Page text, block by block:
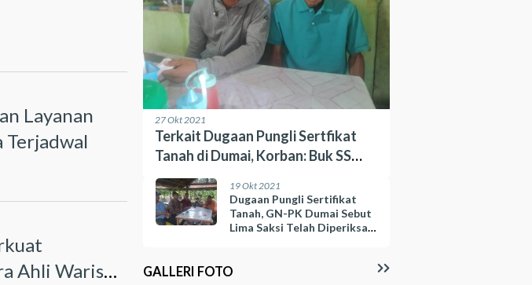
Layanan
Terjadwal
Ahli Waris
27 Okt 2021
Terkait Dugaan Pungli Sertfikat
Tanah di Dumai, Korban: Buk SS
Sebut Pak Lurah Sedang Butuh
Uang
19 Okt 2021
Dugaan Pungli Sertifikat
Tanah, GN-PK Dumai Sebut
Lima Saksi Telah Diperiksa
GALLERI FOTO